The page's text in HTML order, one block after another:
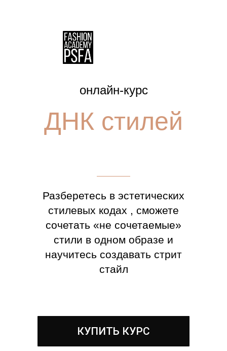
ДНК стилей
Разберетесь в эстетических
стилевых кодах , сможете
сочетать «не сочетаемые»
стили в одном образе и
научитесь создавать стрит
стайл
КУПИТЬ КУРС
онлайн-курс